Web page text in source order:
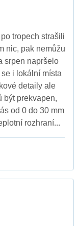
tropech strašili
nic, pak nemůžu
srpen napršelo
i lokální místa
detaily ale
být prekvapen,
od 0 do 30 mm
rozhraní...